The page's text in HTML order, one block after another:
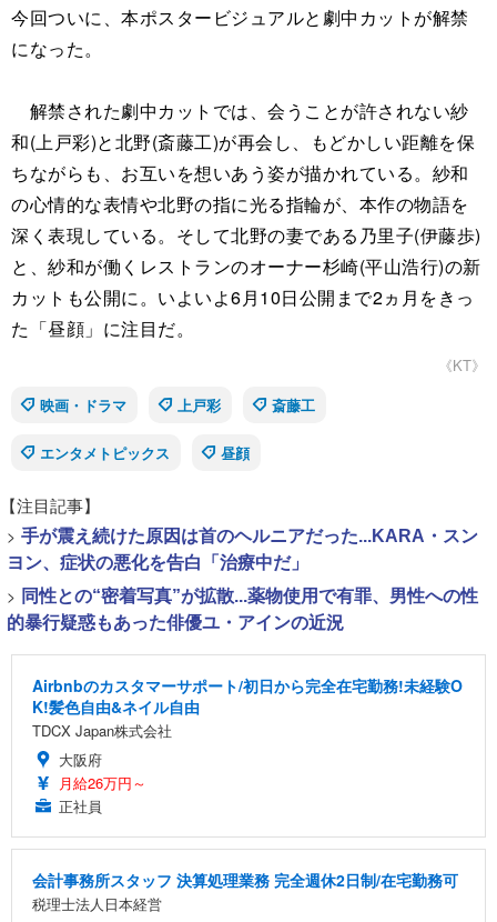
今回ついに、本ポスタービジュアルと劇中カットが解禁
になった。
解禁された劇中カットでは、会うことが許されない紗
和(上戸彩)と北野(斎藤工)が再会し、もどかしい距離を保
ちながらも、お互いを想いあう姿が描かれている。紗和
の心情的な表情や北野の指に光る指輪が、本作の物語を
深く表現している。そして北野の妻である乃里子(伊藤歩)
と、紗和が働くレストランのオーナー杉崎(平山浩行)の新
カットも公開に。いよいよ6月10日公開まで2ヵ月をきっ
た「昼顔」に注目だ。
《KT》
映画・ドラマ
上戸彩 斎藤工
エンタメトピックス 昼顔
【注目記事】
> 手が震え続けた原因は首のヘルニアだった...KARA・スン
ヨン、症状の悪化を告白「治療中だ」
> 同性との“密着写真”が拡散...薬物使用で有罪、男性への性
的暴行疑惑もあった俳優ユ・アインの近況
Airbnbのカスタマーサポート/初日から完全在宅勤務!未経験O
K!髪色自由&ネイル自由
TDCX Japan株式会社
大阪府
月給26万円～
正社員
会計事務所スタッフ 決算処理業務 完全週休2日制/在宅勤務可
税理士法人日本経営